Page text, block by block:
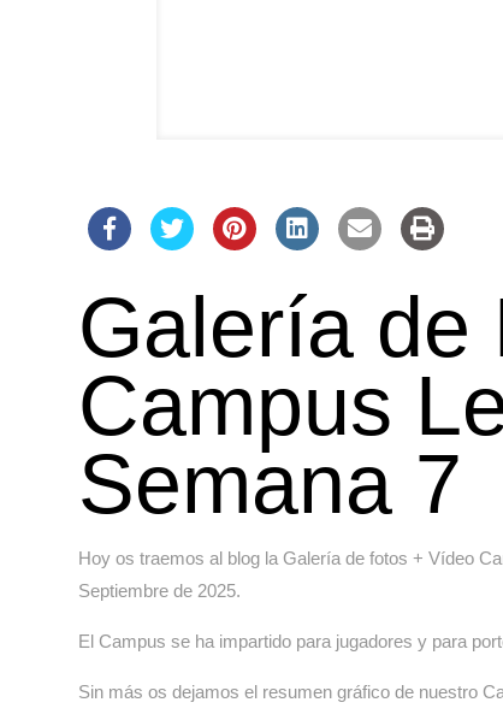
Galería de
Campus
Semana 7
Hoy os traemos al blog la Galería de fotos + Vídeo
Septiembre de 2025.
El Campus se ha impartido para jugadores y para
Sin más os dejamos el resumen gráfico de nuestro